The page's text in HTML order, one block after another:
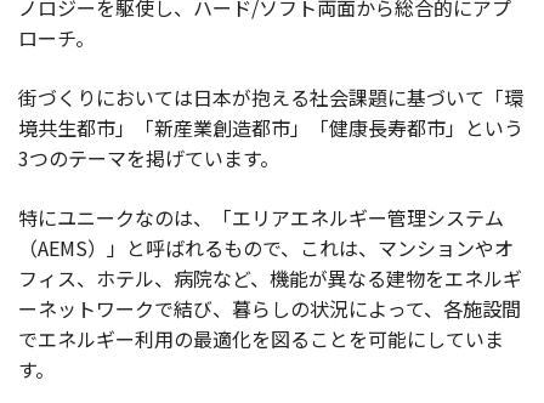
ノロジーを駆使し、ハード/ソフト両面から総合的にアプ
ローチ。
街づくりにおいては日本が抱える社会課題に基づいて「環
境共生都市」「新産業創造都市」「健康長寿都市」という
3つのテーマを掲げています。
特にユニークなのは、「エリアエネルギー管理システム
（AEMS）」と呼ばれるもので、これは、マンションやオ
フィス、ホテル、病院など、機能が異なる建物をエネルギ
ーネットワークで結び、暮らしの状況によって、各施設間
でエネルギー利用の最適化を図ることを可能にしていま
す。